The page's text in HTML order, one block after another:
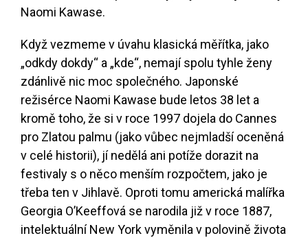
Naomi Kawase.
Když vezmeme v úvahu klasická měřítka, jako
„odkdy dokdy“ a „kde“, nemají spolu tyhle ženy
zdánlivě nic moc společného. Japonské
režisérce Naomi Kawase bude letos 38 let a
kromě toho, že si v roce 1997 dojela do Cannes
pro Zlatou palmu (jako vůbec nejmladší oceněná
v celé historii), jí nedělá ani potíže dorazit na
festivaly s o něco menším rozpočtem, jako je
třeba ten v Jihlavě. Oproti tomu americká malířka
Georgia O’Keeffová se narodila již v roce 1887,
intelektuální New York vyměnila v polovině života